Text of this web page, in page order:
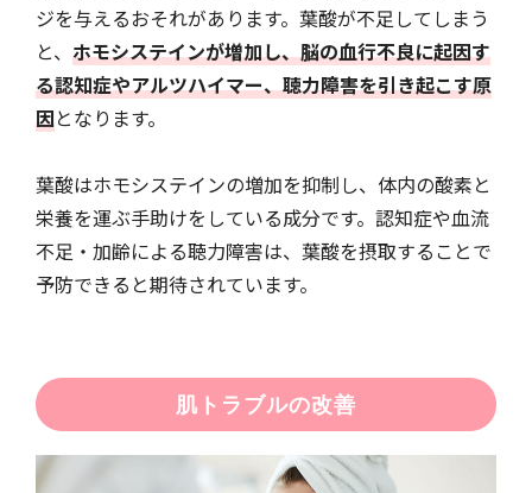
ジを与えるおそれがあります。葉酸が不足してしまう
と、 ホモシステインが増加し、脳の血行不良に起因す
る認知症やアルツハイマー、聴力障害を引き起こす原
因となります。
葉酸はホモシステインの増加を抑制し、体内の酸素と
栄養を運ぶ手助けをしている成分です。認知症や血流
不足・加齢による聴力障害は、葉酸を摂取することで
予防できると期待されています。
肌トラブルの改善